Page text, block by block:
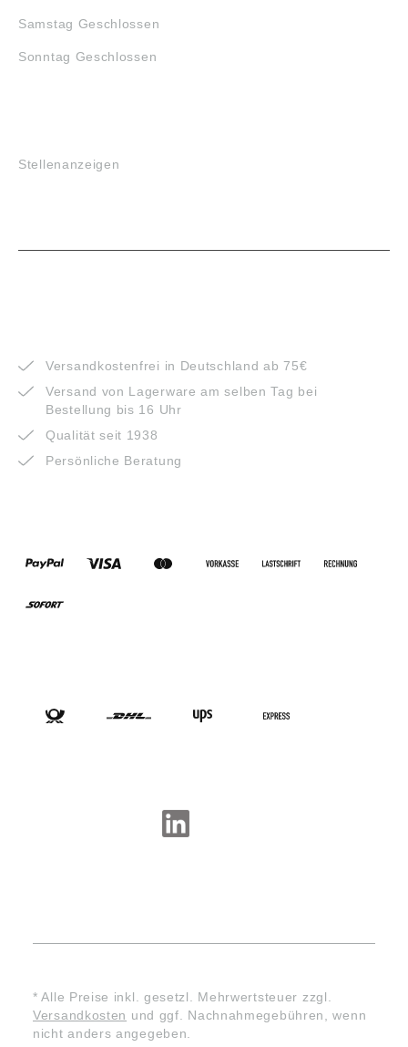
Samstag Geschlossen
Sonntag Geschlossen
Stellenanzeigen
Versandkostenfrei in Deutschland ab 75€
Versand von Lagerware am selben Tag bei
Bestellung bis 16 Uhr
Qualität seit 1938
Persönliche Beratung
* Alle Preise inkl. gesetzl. Mehrwertsteuer zzgl.
Versandkosten und ggf. Nachnahmegebühren, wenn
nicht anders angegeben.